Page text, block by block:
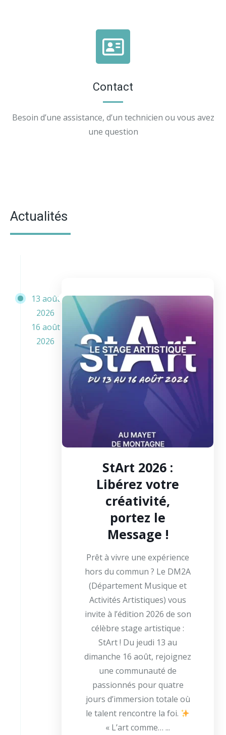
Contact
Besoin d’une assistance, d’un technicien ou vous avez
une question
Actualités
13 août
2026
16 août
2026
StArt 2026 :
Libérez votre
créativité,
portez le
Message !
Prêt à vivre une expérience
hors du commun ? Le DM2A
(Département Musique et
Activités Artistiques) vous
invite à l’édition 2026 de son
célèbre stage artistique :
StArt ! Du jeudi 13 au
dimanche 16 août, rejoignez
une communauté de
passionnés pour quatre
jours d’immersion totale où
le talent rencontre la foi.
« L’art comme… ...